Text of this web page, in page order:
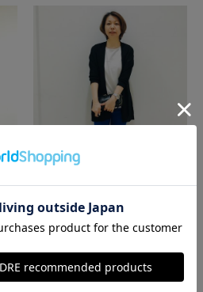
那覇メインプレイスI.T.'S.international